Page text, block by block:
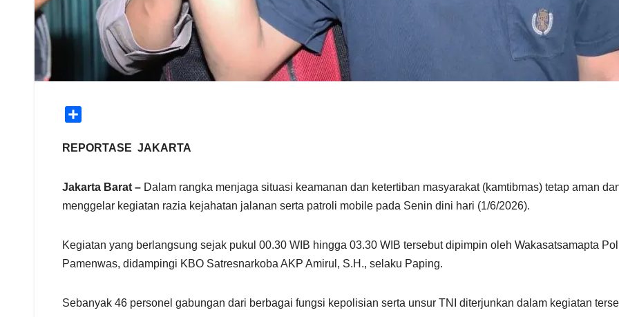
a
REPORTASE JAKARTA
Jakarta Barat – Dalam rangka menjaga situasi keamanan dan ketertiban masyarakat (kamtibmas) tetap aman
menggelar kegiatan razia kejahatan jalanan serta patroli mobile pada Senin dini hari (1/6/2026).
Kegiatan yang berlangsung sejak pukul 00.30 WIB hingga 03.30 WIB tersebut dipimpin oleh Wakasatsamapta
Pamenwas, didampingi KBO Satresnarkoba AKP Amirul, S.H., selaku Paping.
Sebanyak 46 personel gabungan dari berbagai fungsi kepolisian serta unsur TNI diterjunkan dalam kegiatan